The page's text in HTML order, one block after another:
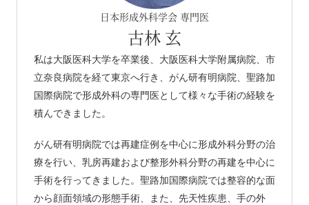
日本形成外科学会 専門医
古林 玄
私は大阪医科大学を卒業後、大阪医科大学附属病院、市
立奈良病院を経て東京へ行き、がん研有明病院、聖路加
国際病院で形成外科の専門医として様々な手術の経験を
積んできました。
がん研有明病院では再建症例を中心に形成外科分野の治
療を行い、乳房再建および整形外科分野の再建を中心に
手術を行ってきました。聖路加国際病院では整容的な面
から顔面領域の形態手術、また、先天性疾患、手の外